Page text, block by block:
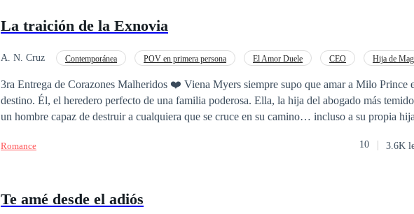
La traición de la Exnovia
A. N. Cruz Contemporánea POV en primera persona El Amor Duele CEO Hija de
3ra Entrega de Corazones Malheridos ❤️ Viena Myers siempre supo que amar a Milo Prince era desafiar al
destino. Él, el heredero perfecto de una familia poderosa. Ella, la hija del abogado más
un hombre capaz de destruir a cualquiera que se cruce en su camino… incluso a su propia
padre. Horas después, despertó desnuda en una habitación de hotel junto al hombre con el
amaba; es un hombre endurecido por el rencor. Viena ya no es la niña que temía desobedecer;
Romance 10 3.6K
Te amé desde el adiós